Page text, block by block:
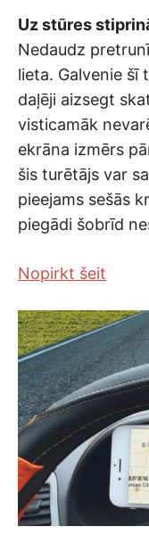
Uz stūres
Nedaudz
lieta. Galvenie šī
daļēji aizsegt
visticamāk
ekrāna izmērs
šis turētājs var
pieejams sešās
piegādi šobrīd
Nopirkt šeit